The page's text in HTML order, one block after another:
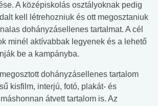
A középiskolás osztályoknak pedig
kell létrehozniuk és ott megosztaniuk
dohányzásellenes tartalmat. A cél
minél aktívabbak legyenek és a lehető
be a kampányba.
dohányzásellenes tartalom
kisfilm, interjú, fotó, plakát- és
átvett tartalom is. Az